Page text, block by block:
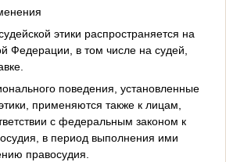
этики распространяется на
Федерации, в том числе на судей,
поведения, установленные
применяются также к лицам,
с федеральным законом к
в период выполнения ими
правосудия.